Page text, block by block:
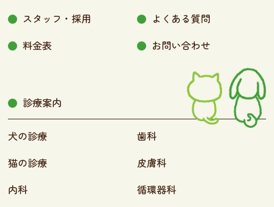
スタッフ・採用
料金表
よくある質問
お問い合わせ
診療案内
犬の診療
猫の診療
内科
歯科
皮膚科
循環器科